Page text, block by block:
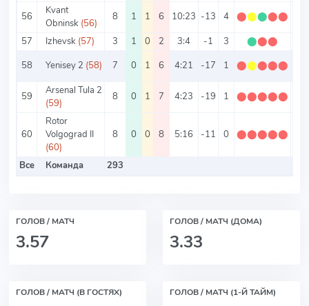
56
Kvant
Obninsk (56)
8 1 1 6 10:23 -13 4 ⬤⬤⬤⬤⬤
57
Izhevsk (57) 3 1 0 2 3:4 -1 3 ⬤⬤⬤
58
Yenisey 2 (58) 7 0 1 6 4:21 -17 1 ⬤⬤⬤⬤⬤
59
Arsenal Tula 2
(59)
8 0 1 7 4:23 -19 1 ⬤⬤⬤⬤⬤
60
Rotor
Volgograd II
(60)
8 0 0 8 5:16 -11 0 ⬤⬤⬤⬤⬤
Все Команда 293
ГОЛОВ / МАТЧ
3.57
ГОЛОВ / МАТЧ (ДОМА)
3.33
ГОЛОВ / МАТЧ (В ГОСТЯХ) ГОЛОВ / МАТЧ (1-Й ТАЙМ)